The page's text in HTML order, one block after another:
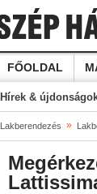
FŐOLDAL
Hírek &
Lakberendezés »